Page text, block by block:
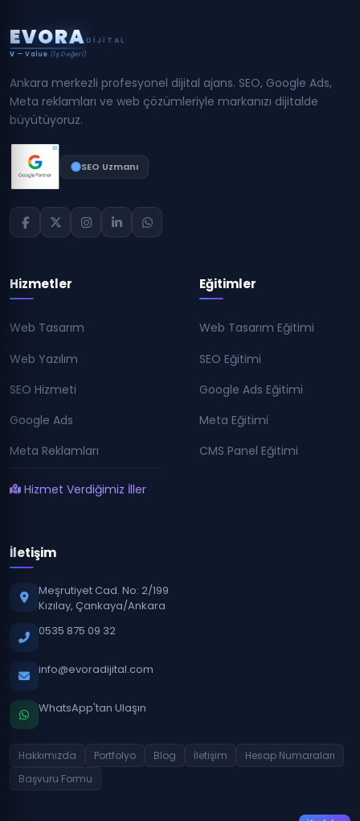
EVORA DIJITAL
V — Value (İş Değeri)
Ankara merkezli profesyonel dijital ajans. SEO, Google Ads,
Meta reklamları ve web çözümleriyle markanızı dijitalde
büyütüyoruz.
SEO Uzmanı
Hizmetler
Web Tasarım
Web Yazılım
SEO Hizmeti
Google Ads
Meta Reklamları
Hizmet Verdiğimiz İller
Eğitimler
Web Tasarım Eğitimi
SEO Eğitimi
Google Ads Eğitimi
Meta Eğitimi
CMS Panel Eğitimi
İletişim
Meşrutiyet Cad. No: 2/199
Kızılay, Çankaya/Ankara
0535 875 09 32
info@evoradijital.com
WhatsApp'tan Ulaşın
Hakkımızda Portfolyo Blog İletişim
Hesap Numaraları
Başvuru Formu